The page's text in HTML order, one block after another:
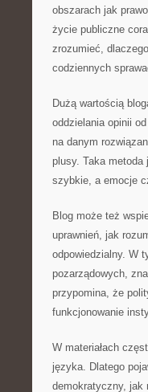
obszarach jak
życie publiczne
zrozumieć,
codziennych
Dużą wartością
oddzielania opinii
na danym
plusy. Taka
szybkie, a emocje
Blog może też
uprawnień, jak
odpowiedzialny. W
pozarządowych,
przypomina, że
funkcjonowanie
W materiałach
języka. Dlatego
demokratyczny, jak